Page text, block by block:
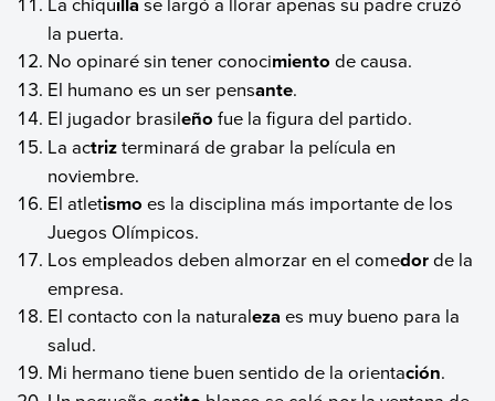
la puerta.
No opinaré sin tener conocimientode causa.
El humano es un ser pensante.
El jugador brasileñofue la figura del partido.
La actrizterminará de grabar la película en
noviembre.
El atletismoes la disciplina más importante de los
Juegos Olímpicos.
Los empleados deben almorzar en el comedorde la
empresa.
El contacto con la naturaleza es muy bueno para la
salud.
Mi hermano tiene buen sentido de la orientación.